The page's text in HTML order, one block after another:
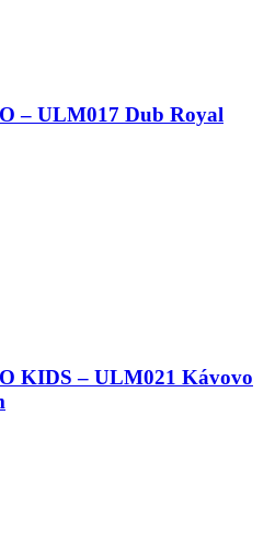
– ULM017 Dub Royal
KIDS – ULM021 Kávovo